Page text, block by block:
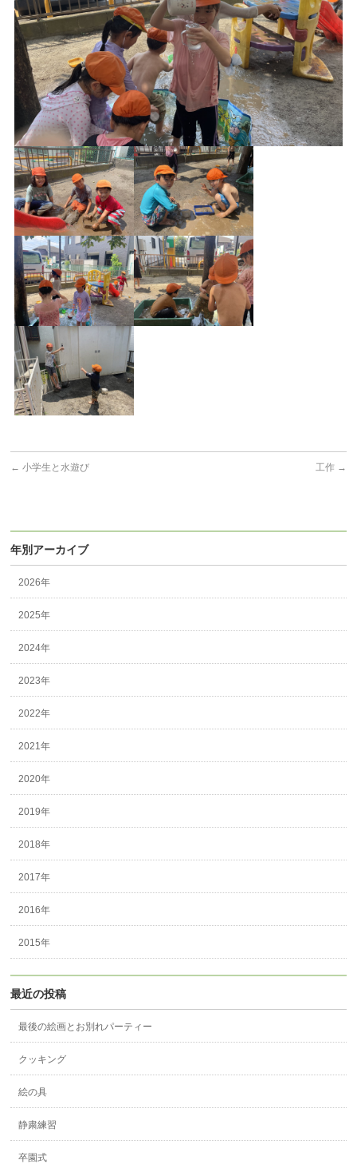
← 小学生と水遊び 工作 →
年別アーカイブ
2026年
2025年
2024年
2023年
2022年
2021年
2020年
2019年
2018年
2017年
2016年
2015年
最近の投稿
最後の絵画とお別れパーティー
クッキング
絵の具
静粛練習
卒園式